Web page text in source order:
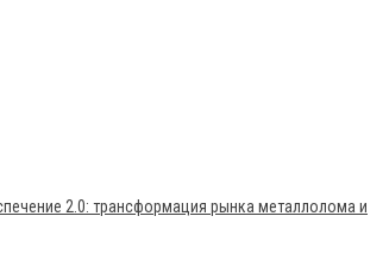
2.0: трансформация рынка металлолома и